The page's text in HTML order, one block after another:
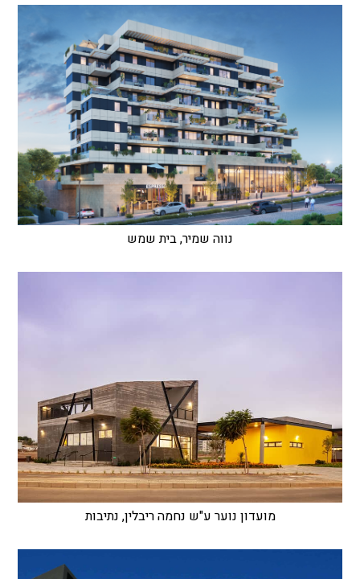
נווה שמיר, בית שמש
מועדון נוער ע"ש נחמה ריבלין, נתיבות